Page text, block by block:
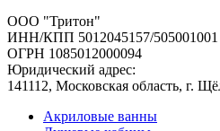
ООО "Тритон"
ИНН/КПП 5012045157/505001001
ОГРН 1085012000094
Юридический адрес:
141112, Московская область, г.
Акриловые ванны